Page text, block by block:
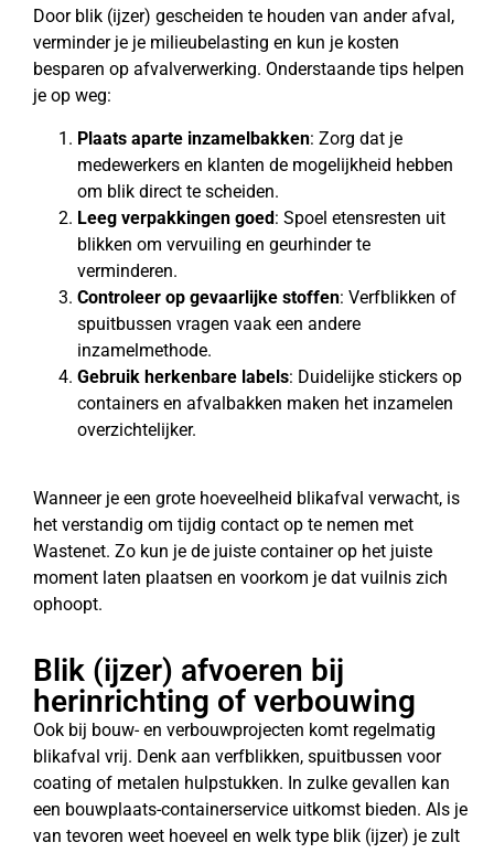
Door blik (ijzer) gescheiden te houden van ander afval,
verminder je je milieubelasting en kun je kosten
besparen op afvalverwerking. Onderstaande tips helpen
je op weg:
Plaats aparte inzamelbakken: Zorg dat je
medewerkers en klanten de mogelijkheid hebben
om blik direct te scheiden.
Leeg verpakkingen goed: Spoel etensresten uit
blikken om vervuiling en geurhinder te
verminderen.
Controleer op gevaarlijke stoffen: Verfblikken of
spuitbussen vragen vaak een andere
inzamelmethode.
Gebruik herkenbare labels: Duidelijke stickers op
containers en afvalbakken maken het inzamelen
overzichtelijker.
Wanneer je een grote hoeveelheid blikafval verwacht, is
het verstandig om tijdig contact op te nemen met
Wastenet. Zo kun je de juiste container op het juiste
moment laten plaatsen en voorkom je dat vuilnis zich
ophoopt.
Blik (ijzer) afvoeren bij
herinrichting of verbouwing
Ook bij bouw- en verbouwprojecten komt regelmatig
blikafval vrij. Denk aan verfblikken, spuitbussen voor
coating of metalen hulpstukken. In zulke gevallen kan
een bouwplaats-containerservice uitkomst bieden. Als je
van tevoren weet hoeveel en welk type blik (ijzer) je zult